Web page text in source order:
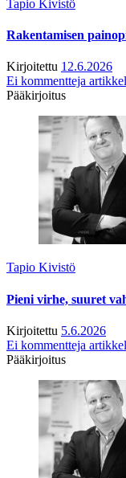
Tapio Kivistö
Rakentamisen
Kirjoitettu 12.6.2026
Ei kommentteja
Pääkirjoitus
Tapio Kivistö
Pieni virhe, suuret
Kirjoitettu 5.6.2026
Ei kommentteja
Pääkirjoitus